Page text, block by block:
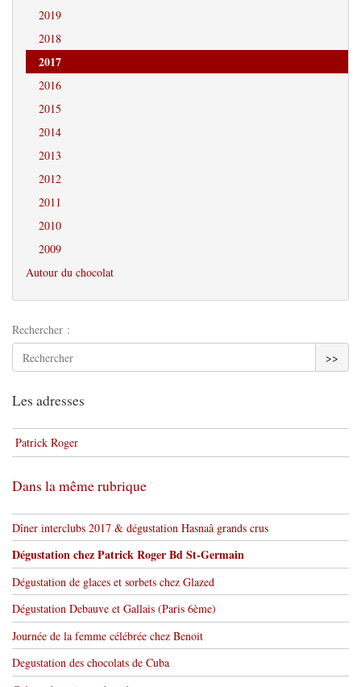
2019
2018
2017
2016
2015
2014
2013
2012
2011
2010
2009
Autour du chocolat
Rechercher :
>>
Les adresses
Patrick Roger
Dans la même rubrique
Dîner interclubs 2017 & dégustation Hasnaâ grands crus
Dégustation chez Patrick Roger Bd St-Germain
Dégustation de glaces et sorbets chez Glazed
Dégustation Debauve et Gallais (Paris 6ème)
Journée de la femme célébrée chez Benoit
Degustation des chocolats de Cuba